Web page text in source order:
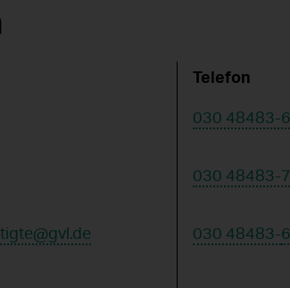
Telefon
030 48483-
030 48483-
030 48483-